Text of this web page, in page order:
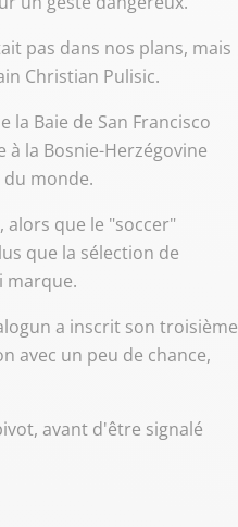
pas dans nos plans, mais
Christian Pulisic.
Baie de San Francisco
la Bosnie-Herzégovine
monde.
alors que le "soccer"
que la sélection de
marque.
a inscrit son troisième
avec un peu de chance,
avant d'être signalé